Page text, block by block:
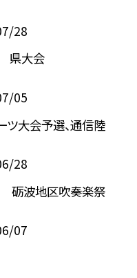
28
県大会
05
ツ大会予選、通信陸
28
砺波地区吹奏楽祭
07